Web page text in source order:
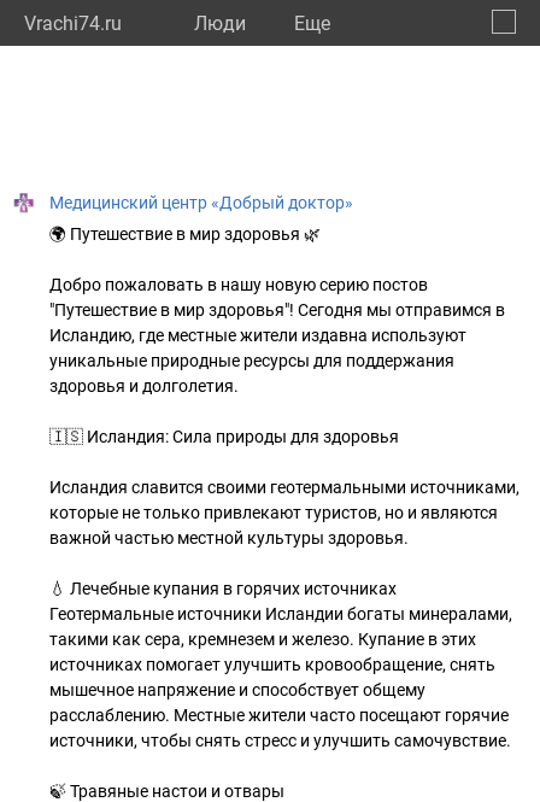
Vrachi74.ru Люди Eще
Медицинский центр «Добрый доктор»
🌍 Путешествие в мир здоровья 🌿
Добро пожаловать в нашу новую серию постов
"Путешествие в мир здоровья"! Сегодня мы отправимся в
Исландию, где местные жители издавна используют
уникальные природные ресурсы для поддержания
здоровья и долголетия.
🇮🇸 Исландия: Сила природы для здоровья
Исландия славится своими геотермальными источниками,
которые не только привлекают туристов, но и являются
важной частью местной культуры здоровья.
💧 Лечебные купания в горячих источниках
Геотермальные источники Исландии богаты минералами,
такими как сера, кремнезем и железо. Купание в этих
источниках помогает улучшить кровообращение, снять
мышечное напряжение и способствует общему
расслаблению. Местные жители часто посещают горячие
источники, чтобы снять стресс и улучшить самочувствие.
🍃 Травяные настои и отвары